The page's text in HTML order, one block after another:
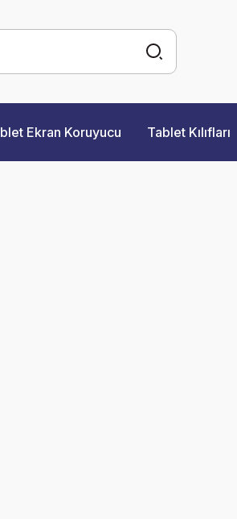
Ekran Koruyucu Tablet Kılıfları